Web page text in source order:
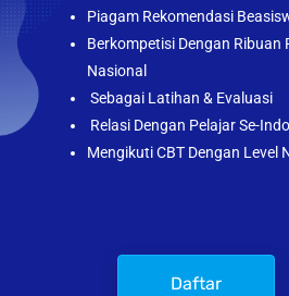
Piagam Rekomendasi
Berkompetisi Dengan Ribuan
Nasional
Sebagai Latihan & Evaluasi
Relasi Dengan Pelajar Se-
Mengikuti CBT Dengan Level
Daftar